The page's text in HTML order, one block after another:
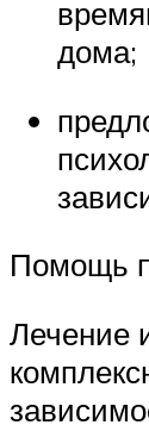
дома;
Помощь
Лечение